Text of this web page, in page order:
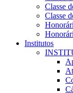
Classe
Classe
Institutos